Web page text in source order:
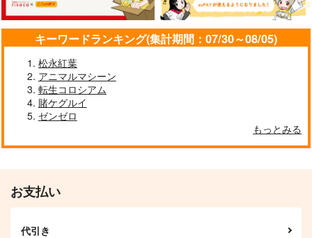
キーワードランキング(集計期間：07/30～08/05)
松永紅葉
アニマルマシーン
転生コロシアム
賭ケグルイ
ゼンゼロ
もっとみる
お支払い
代引き